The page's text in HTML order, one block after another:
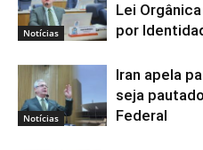
Notícias
Lei
por
Notícias
Iran apela
seja
Federal